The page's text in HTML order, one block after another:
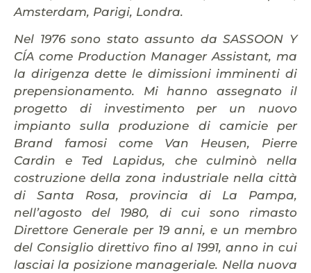
Amsterdam, Parigi, Londra.
Nel 1976 sono stato assunto da SASSOON Y
CÍA come Production Manager Assistant, ma
la dirigenza dette le dimissioni imminenti di
prepensionamento. Mi hanno assegnato il
progetto di investimento per un nuovo
impianto sulla produzione di camicie per
Brand famosi come Van Heusen, Pierre
Cardin e Ted Lapidus, che culminò nella
costruzione della zona industriale nella città
di Santa Rosa, provincia di La Pampa,
nell’agosto del 1980, di cui sono rimasto
Direttore Generale per 19 anni, e un membro
del Consiglio direttivo fino al 1991, anno in cui
lasciai la posizione manageriale. Nella nuova